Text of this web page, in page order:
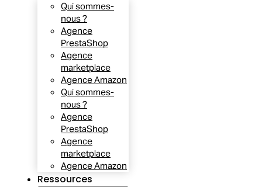
Qui sommes-
nous ?
Agence
PrestaShop
Agence
marketplace
Agence Amazon
Qui sommes-
nous ?
Agence
PrestaShop
Agence
marketplace
Agence Amazon
Ressources